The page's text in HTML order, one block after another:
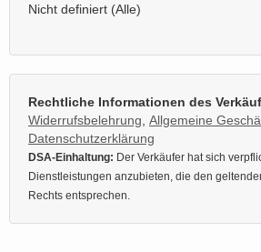
Nicht definiert (Alle)
Rechtliche Informationen des
Widerrufsbelehrung, Allgemeine
Datenschutzerklärung
DSA-Einhaltung: Der Verkäufer hat sich
Dienstleistungen anzubieten, die den
Rechts entsprechen.